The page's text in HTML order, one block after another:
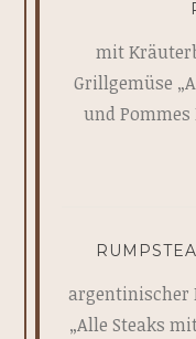
mit
Grillgemüse
und
argentinischer
„Alle Steaks